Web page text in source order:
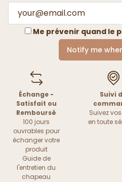
Me prévenir quand le
Notify me
Échange -
Satisfait ou
Remboursé
100 jours
ouvrables pour
échanger votre
produit
Guide de
l'entretien du
chapeau
Suivi
Suivez
en toute